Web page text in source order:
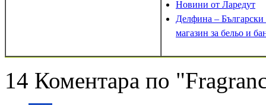
Новини от Ларедут
Делфина –
магазин за бельо и
14 Коментара по